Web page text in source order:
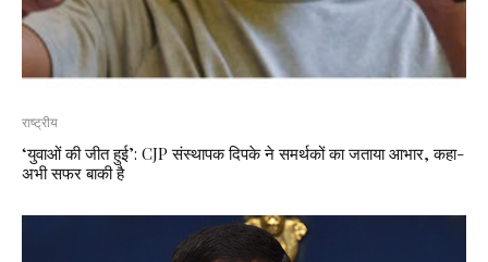
राष्ट्रीय
‘युवाओं की जीत हुई’: CJP संस्थापक दिपके ने समर्थकों का जताया आभार, कहा-
अभी सफर बाकी है